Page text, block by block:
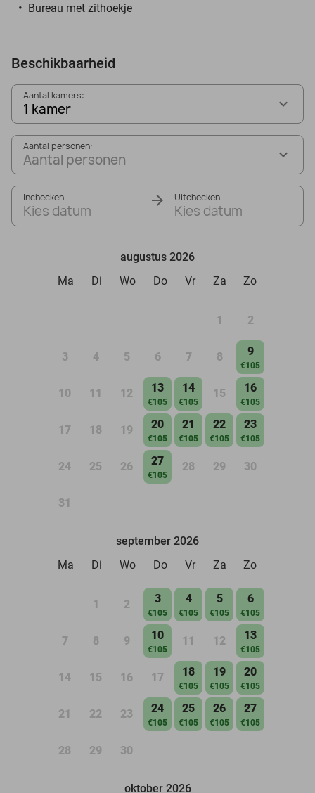
Bureau met zithoekje
Beschikbaarheid
Aantal kamers:
1 kamer
Aantal personen:
Aantal personen
Inchecken
Kies datum
Uitchecken
Kies datum
augustus 2026
Ma
Di Wo Do Vr Za Zo
1 2
3 4 5 6 7 8 9
€105
10 11 12 13
€105
14
€105
15 16
€105
17 18 19 20
€105
21
€105
22
€105
23
€105
24 25 26 27
€105
28 29 30
31
september 2026
Ma
Di Wo Do Vr Za Zo
1 2 3
€105
4
€105
5
€105
6
€105
7 8 9 10
€105
11 12 13
€105
14 15 16 17 18
€105
19
€105
20
€105
21 22 23 24
€105
25
€105
26
€105
27
€105
28 29 30
oktober 2026